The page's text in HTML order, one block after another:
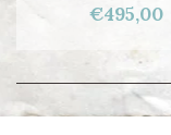
€495,00